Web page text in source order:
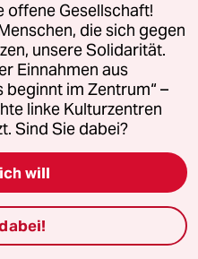
GmbH
Fragen oder für Genehmigungen
offene Gesellschaft!
die sich gegen
unsere Solidarität.
Einnahmen aus
beginnt im Zentrum“ –
linke Kulturzentren
Sind Sie dabei?
will